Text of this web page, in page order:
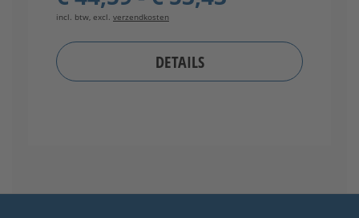
incl. btw, excl. verzendkosten
DETAILS